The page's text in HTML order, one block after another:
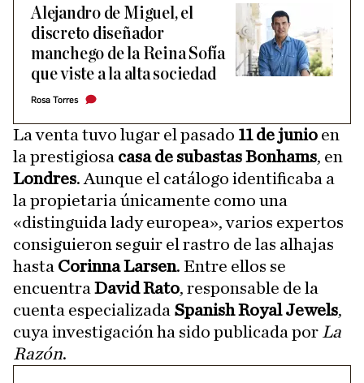
Alejandro de Miguel, el
discreto diseñador
manchego de la Reina Sofía
que viste a la alta sociedad
Rosa Torres
La venta tuvo lugar el pasado 11 de junio en
la prestigiosa casa de subastas Bonhams, en
Londres. Aunque el catálogo identificaba a
la propietaria únicamente como una
«distinguida lady europea», varios expertos
consiguieron seguir el rastro de las alhajas
hasta Corinna Larsen. Entre ellos se
encuentra David Rato, responsable de la
cuenta especializada Spanish Royal Jewels,
cuya investigación ha sido publicada por La
Razón.